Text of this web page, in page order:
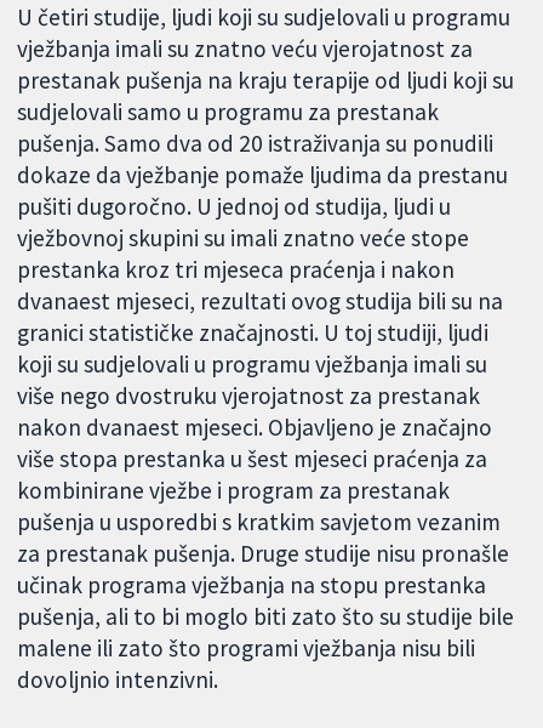
U četiri studije, ljudi koji su sudjelovali u programu
vježbanja imali su znatno veću vjerojatnost za
prestanak pušenja na kraju terapije od ljudi koji su
sudjelovali samo u programu za prestanak
pušenja. Samo dva od 20 istraživanja su ponudili
dokaze da vježbanje pomaže ljudima da prestanu
pušiti dugoročno. U jednoj od studija, ljudi u
vježbovnoj skupini su imali znatno veće stope
prestanka kroz tri mjeseca praćenja i nakon
dvanaest mjeseci, rezultati ovog studija bili su na
granici statističke značajnosti. U toj studiji, ljudi
koji su sudjelovali u programu vježbanja imali su
više nego dvostruku vjerojatnost za prestanak
nakon dvanaest mjeseci. Objavljeno je značajno
više stopa prestanka u šest mjeseci praćenja za
kombinirane vježbe i program za prestanak
pušenja u usporedbi s kratkim savjetom vezanim
za prestanak pušenja. Druge studije nisu pronašle
učinak programa vježbanja na stopu prestanka
pušenja, ali to bi moglo biti zato što su studije bile
malene ili zato što programi vježbanja nisu bili
dovoljnio intenzivni.